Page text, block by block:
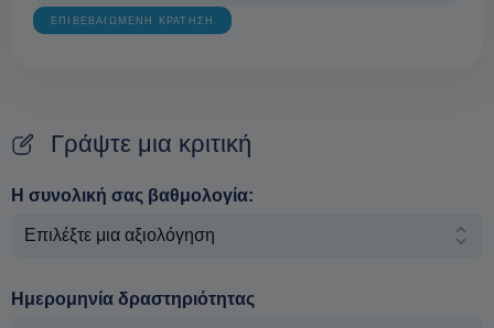
ΕΠΙΒΕΒΑΙΩΜΕΝΗ ΚΡΑΤΗΣΗ
Γράψτε μια κριτική
Η συνολική σας βαθμολογία:
Ημερομηνία δραστηριότητας